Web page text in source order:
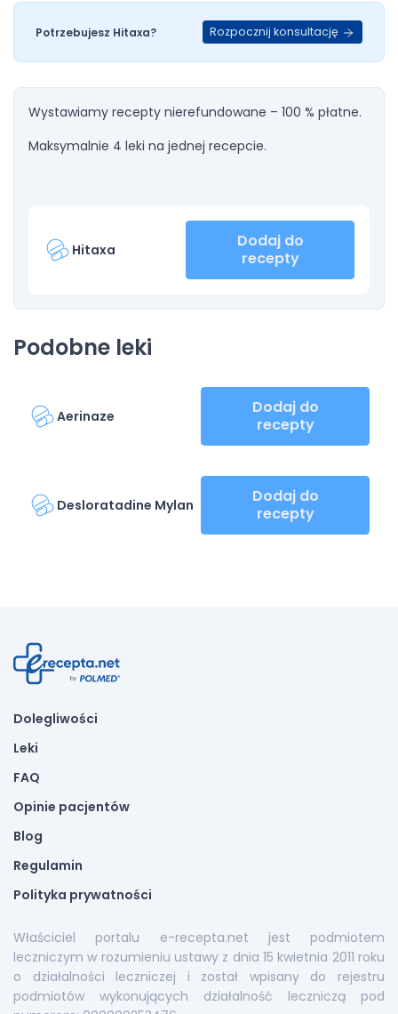
Potrzebujesz Hitaxa? Rozpocznij konsultację
Wystawiamy recepty nierefundowane – 100 % płatne.
Maksymalnie 4 leki na jednej recepcie.
Hitaxa
Dodaj do
recepty
Podobne leki
Aerinaze
Dodaj do
recepty
Desloratadine Mylan
Dodaj do
recepty
Dolegliwości
Leki
FAQ
Opinie pacjentów
Blog
Regulamin
Polityka prywatności
Właściciel portalu e-recepta.net jest podmiotem
leczniczym w rozumieniu ustawy z dnia 15 kwietnia 2011 roku
o działalności leczniczej i został wpisany do rejestru
podmiotów wykonujących działalność leczniczą pod